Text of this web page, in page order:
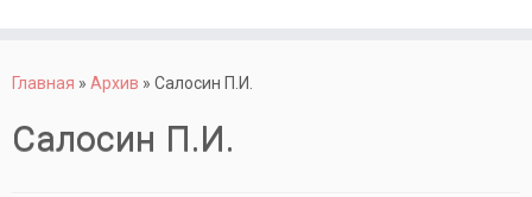
Главная » Архив » Салосин П.И.
Салосин П.И.